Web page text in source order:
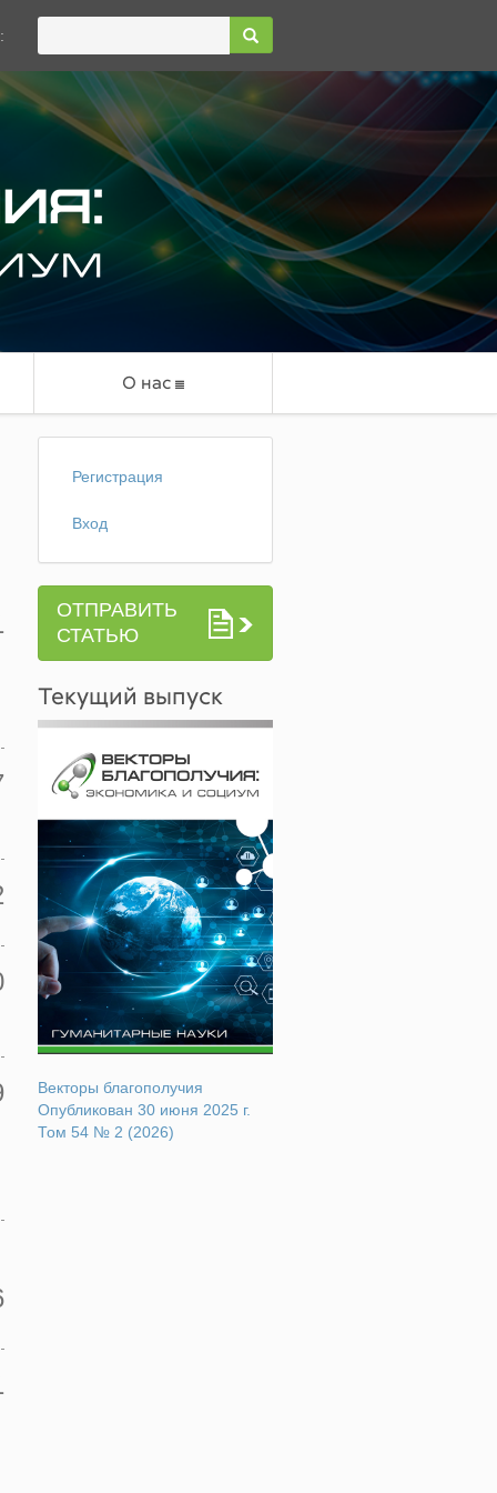
О нас
Регистрация
Вход
ОТПРАВИТЬ
СТАТЬЮ
Текущий выпуск
Векторы благополучия
Опубликован 30 июня 2025 г.
Том 54 № 2 (2026)